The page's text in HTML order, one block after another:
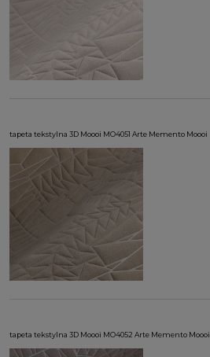
tapeta tekstylna 3D Moooi MO4051 Arte Memento Moooi
tapeta tekstylna 3D Moooi MO4052 Arte Memento Moooi